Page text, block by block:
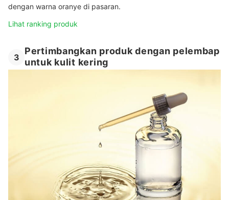
dengan warna oranye di pasaran.
Lihat ranking produk
3
Pertimbangkan produk dengan pelembap
untuk kulit kering